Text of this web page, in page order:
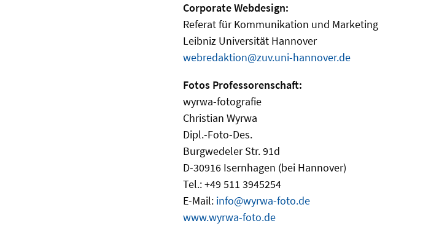
Corporate Webdesign:
Referat für Kommunikation und Marketing
Leibniz Universität Hannover
webredaktion@zuv.uni-hannover.de
Fotos Professorenschaft:
wyrwa-fotografie
Christian Wyrwa
Dipl.-Foto-Des.
Burgwedeler Str. 91d
D-30916 Isernhagen (bei Hannover)
Tel.: +49 511 3945254
E-Mail: info@wyrwa-foto.de
www.wyrwa-foto.de